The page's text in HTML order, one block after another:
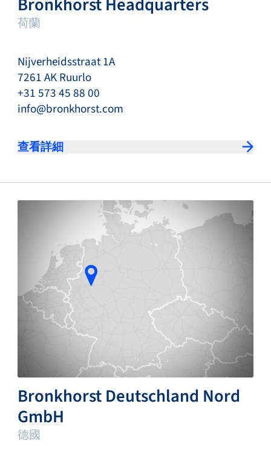
Bronkhorst Headquarters
荷蘭
Nijverheidsstraat 1A
7261 AK Ruurlo
+31 573 45 88 00
info@bronkhorst.com
查看詳細
Bronkhorst Deutschland Nord
GmbH
德國